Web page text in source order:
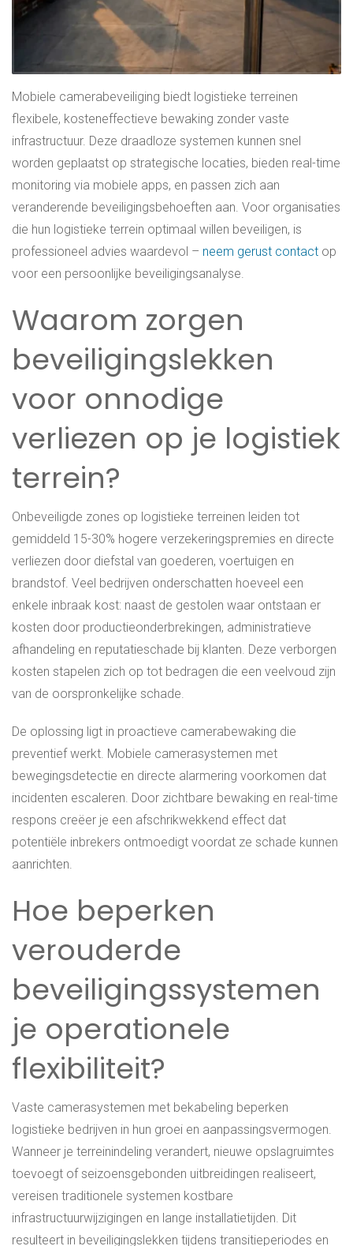
Mobiele camerabeveiliging biedt logistieke terreinen
flexibele, kosteneffectieve bewaking zonder vaste
infrastructuur. Deze draadloze systemen kunnen snel
worden geplaatst op strategische locaties, bieden real-time
monitoring via mobiele apps, en passen zich aan
veranderende beveiligingsbehoeften aan. Voor organisaties
die hun logistieke terrein optimaal willen beveiligen, is
professioneel advies waardevol – neem gerust contact op
voor een persoonlijke beveiligingsanalyse.
Waarom zorgen
beveiligingslekken
voor onnodige
verliezen op je logistiek
terrein?
Onbeveiligde zones op logistieke terreinen leiden tot
gemiddeld 15-30% hogere verzekeringspremies en directe
verliezen door diefstal van goederen, voertuigen en
brandstof. Veel bedrijven onderschatten hoeveel een
enkele inbraak kost: naast de gestolen waar ontstaan er
kosten door productieonderbrekingen, administratieve
afhandeling en reputatieschade bij klanten. Deze verborgen
kosten stapelen zich op tot bedragen die een veelvoud zijn
van de oorspronkelijke schade.
De oplossing ligt in proactieve camerabewaking die
preventief werkt. Mobiele camerasystemen met
bewegingsdetectie en directe alarmering voorkomen dat
incidenten escaleren. Door zichtbare bewaking en real-time
respons creëer je een afschrikwekkend effect dat
potentiële inbrekers ontmoedigt voordat ze schade kunnen
aanrichten.
Hoe beperken
verouderde
beveiligingssystemen
je operationele
flexibiliteit?
Vaste camerasystemen met bekabeling beperken
logistieke bedrijven in hun groei en aanpassingsvermogen.
Wanneer je terreinindeling verandert, nieuwe opslagruimtes
toevoegt of seizoensgebonden uitbreidingen realiseert,
vereisen traditionele systemen kostbare
infrastructuurwijzigingen en lange installatietijden. Dit
resulteert in beveiligingslekken tijdens transitieperiodes en